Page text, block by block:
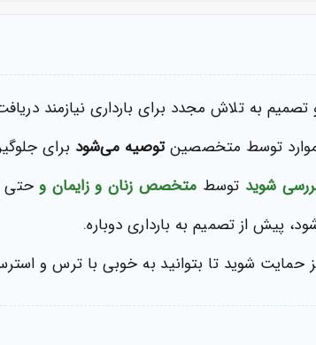
به تلاش مجدد برای بارداری نیازمند
توسط متخصصینتوصیه می‌شود برای
شوید توسط متخصص زنان و زایمان و حتی
پیش از تصمیم به بارداری دوباره.
حمایت شوید تا بتوانید به خوبی با ترس و